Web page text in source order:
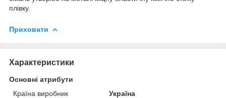
плівку.
Приховати
Характеристики
Основні атрибути
Країна виробник
Україна